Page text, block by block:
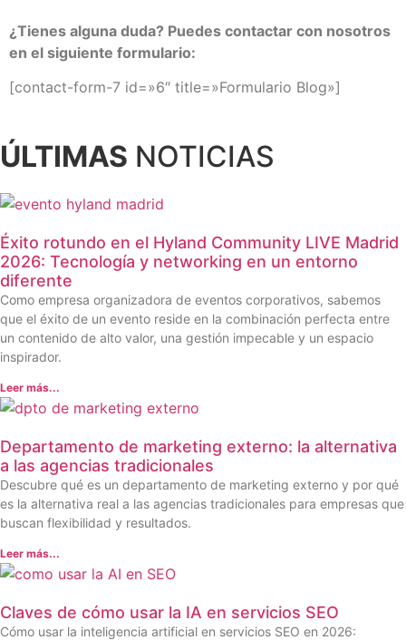
¿Tienes alguna duda? Puedes contactar con nosotros
en el siguiente formulario:
[contact-form-7 id=»6″ title=»Formulario Blog»]
ÚLTIMAS NOTICIAS
Éxito rotundo en el Hyland Community LIVE Madrid
2026: Tecnología y networking en un entorno
diferente
Como empresa organizadora de eventos corporativos, sabemos
que el éxito de un evento reside en la combinación perfecta entre
un contenido de alto valor, una gestión impecable y un espacio
inspirador.
Leer más...
Departamento de marketing externo: la alternativa
a las agencias tradicionales
Descubre qué es un departamento de marketing externo y por qué
es la alternativa real a las agencias tradicionales para empresas que
buscan flexibilidad y resultados.
Leer más...
Claves de cómo usar la IA en servicios SEO
Cómo usar la inteligencia artificial en servicios SEO en 2026: